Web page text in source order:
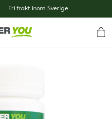
Fri frakt inom Sverige